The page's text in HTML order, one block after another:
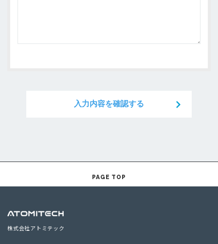
入力内容を確認する
PAGE TOP
株式会社アトミテック